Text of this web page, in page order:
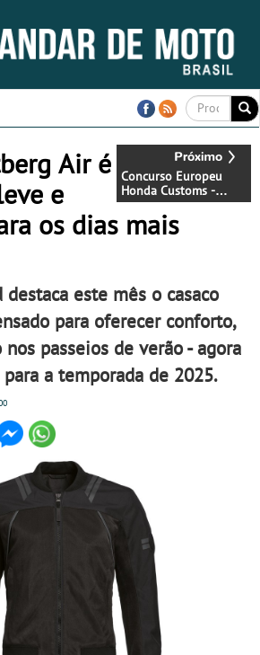
Concurso Europeu
Honda Customs -
Mugen na linha da
frente, vote nela para
ganhar
Air é
e
os dias mais
este mês o casaco
para oferecer conforto,
passeios de verão - agora
a temporada de 2025.